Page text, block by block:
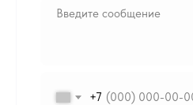
+7